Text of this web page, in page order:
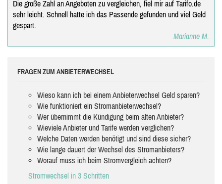
Die große Zahl an Angeboten zu vergleichen, fiel mir auf Tarifo.de
sehr leicht. Schnell hatte ich das Passende gefunden und viel Geld
gespart.
Marianne M.
FRAGEN ZUM ANBIETERWECHSEL
Wieso kann ich bei einem Anbieterwechsel Geld sparen?
Wie funktioniert ein Stromanbieterwechsel?
Wer übernimmt die Kündigung beim alten Anbieter?
Wieviele Anbieter und Tarife werden verglichen?
Welche Daten werden benötigt und sind diese sicher?
Wie lange dauert der Wechsel des Stromanbieters?
Worauf muss ich beim Stromvergleich achten?
Stromwechsel in 3 Schritten